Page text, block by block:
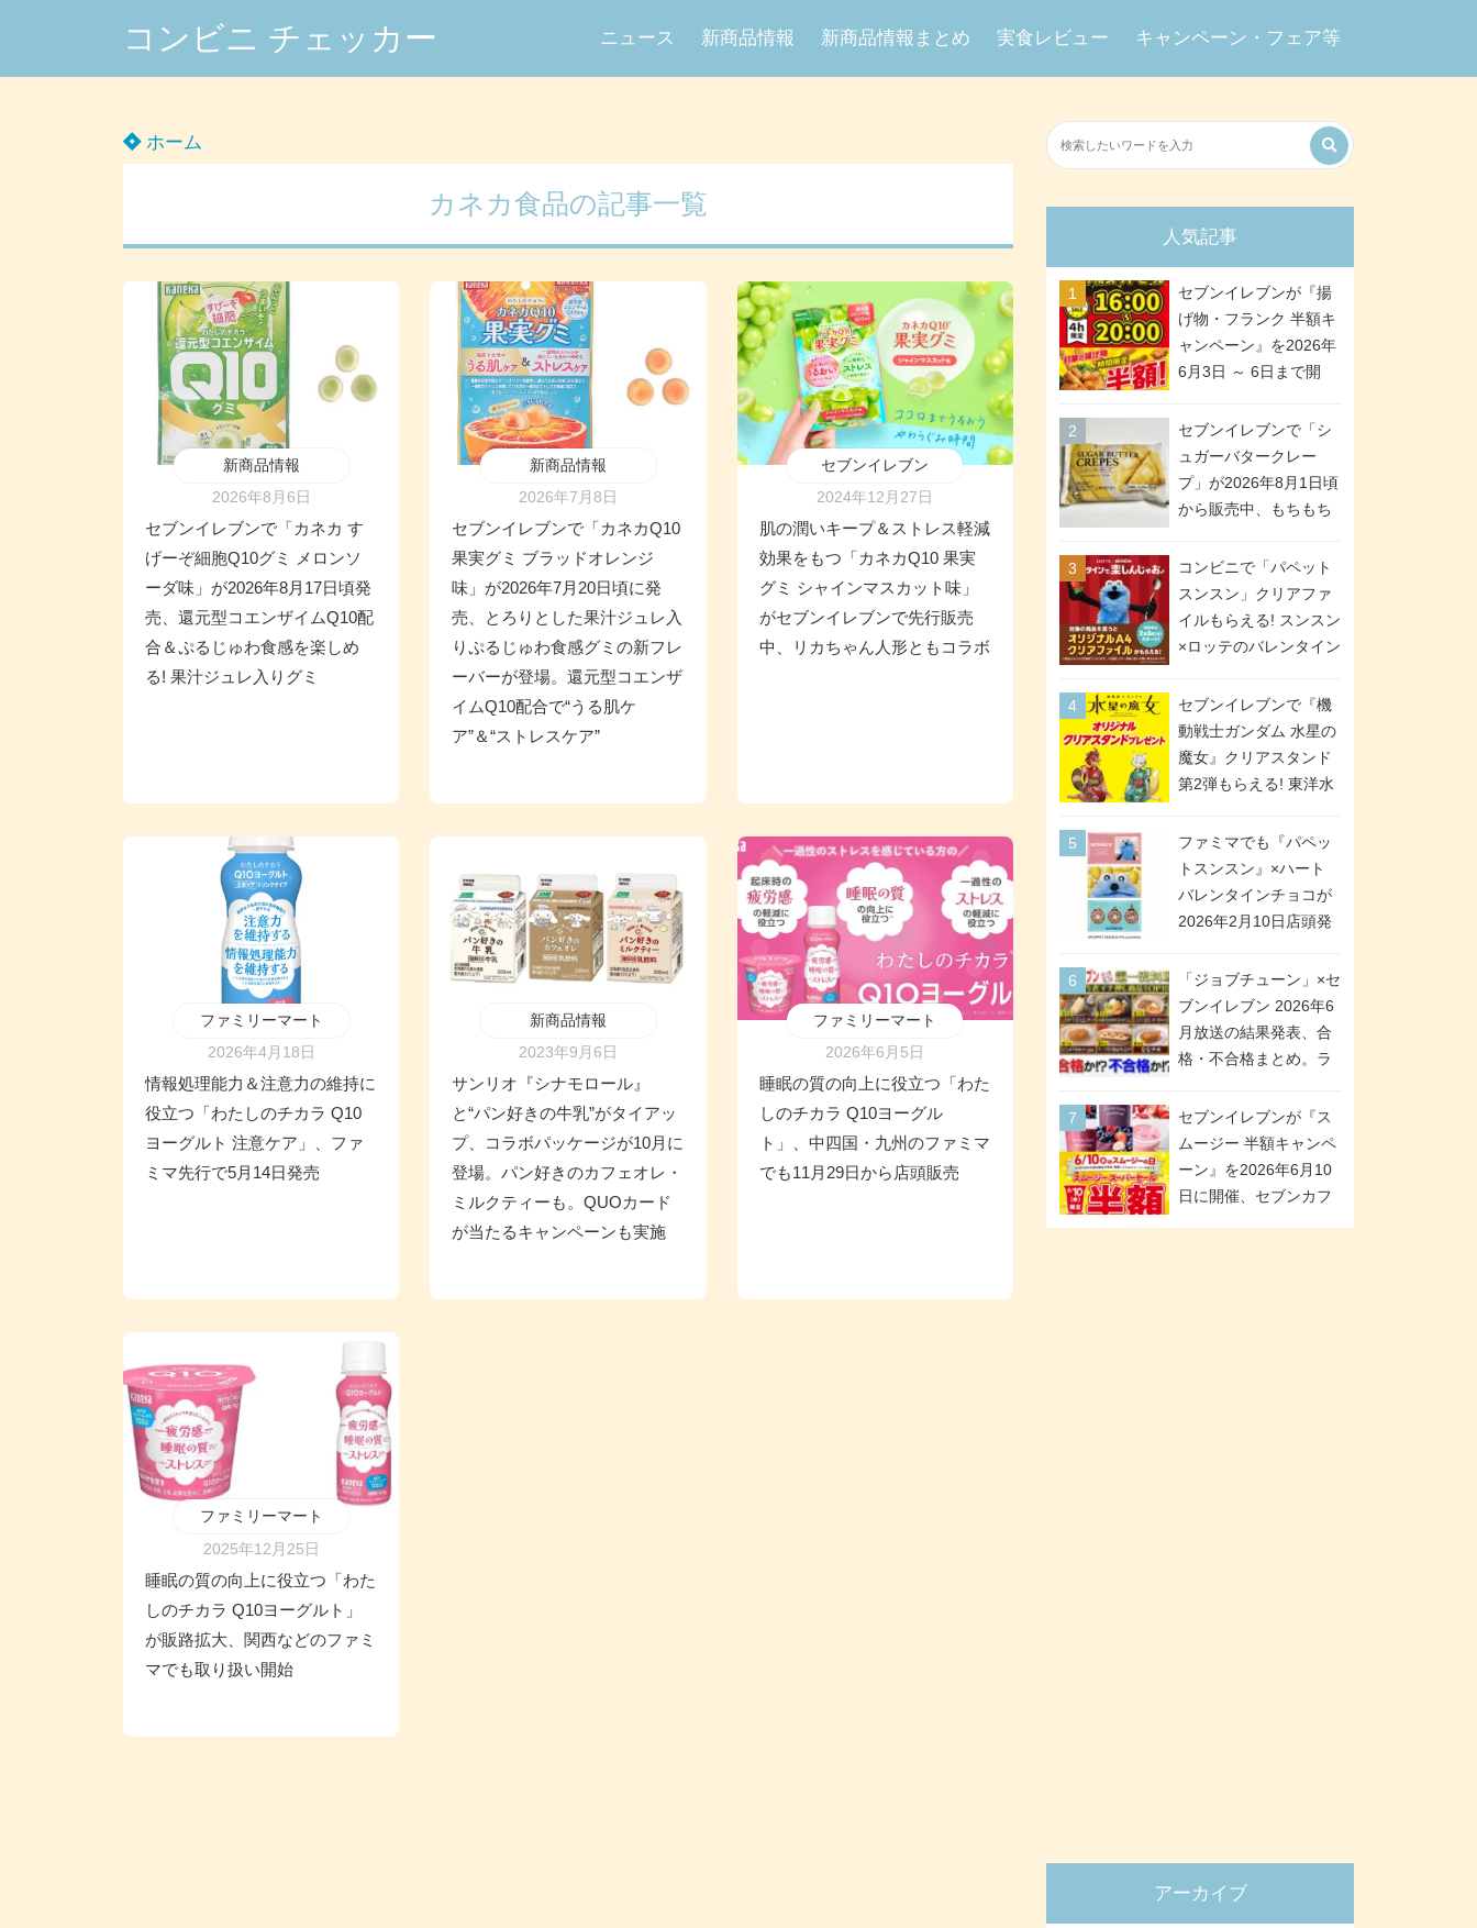
コンビニ チェッカー ニュース 新商品情報 新商品情報まとめ 実食レビュー キャンペーン・フェア等
ホーム
カネカ食品の記事一覧
新商品情報
2026年8月6日
セブンイレブンで「カネカ す
げーぞ細胞Q10グミ メロンソ
ーダ味」が2026年8月17日頃発
売、還元型コエンザイムQ10配
合＆ぷるじゅわ食感を楽しめ
る! 果汁ジュレ入りグミ
新商品情報
2026年7月8日
セブンイレブンで「カネカQ10
果実グミ ブラッドオレンジ
味」が2026年7月20日頃に発
売、とろりとした果汁ジュレ入
りぷるじゅわ食感グミの新フレ
ーバーが登場。還元型コエンザ
イムQ10配合で“うる肌ケ
ア”＆“ストレスケア”
セブンイレブン
2024年12月27日
肌の潤いキープ＆ストレス軽減
効果をもつ「カネカQ10 果実
グミ シャインマスカット味」
がセブンイレブンで先行販売
中、リカちゃん人形ともコラボ
ファミリーマート
2026年4月18日
情報処理能力＆注意力の維持に
役立つ「わたしのチカラ Q10
ヨーグルト 注意ケア」、ファ
ミマ先行で5月14日発売
新商品情報
2023年9月6日
サンリオ『シナモロール』
と“パン好きの牛乳”がタイアッ
プ、コラボパッケージが10月に
登場。パン好きのカフェオレ・
ミルクティーも。QUOカード
が当たるキャンペーンも実施
ファミリーマート
2026年6月5日
睡眠の質の向上に役立つ「わた
しのチカラ Q10ヨーグル
ト」、中四国・九州のファミマ
でも11月29日から店頭販売
ファミリーマート
2025年12月25日
睡眠の質の向上に役立つ「わた
しのチカラ Q10ヨーグルト」
が販路拡大、関西などのファミ
マでも取り扱い開始
人気記事
セブンイレブンが『揚
げ物・フランク 半額キ
ャンペーン』を2026年
6月3日 ～ 6日まで開
などが「揚げ物スーパ
ーセール」でお得に! 各
日16:00 ～ 20:00の4時
間限定で実施。ななチ
メリカンドッグが税抜
セブンイレブンで「シ
ュガーバタークレー
プ」が2026年8月1日頃
から販売中、もちもち
シュガー＆バターをレ
ンジアップで手軽に楽
しめる冷凍食品。2個入
り
コンビニで「パペット
スンスン」クリアファ
イルもらえる! スンスン
×ロッテのバレンタイン
スタート。セブン、フ
ァミマ、ローソンの3社
で異なるデザイン＆対
象商品
セブンイレブンで『機
動戦士ガンダム 水星の
魔女』クリアスタンド
第2弾もらえる! 東洋水
ペーンが2026年5月26
日スタート。浴衣＆た
ぬき・キツネ姿のスレ
ッタ / ミオリネ / グエ
号・5号) / シャディク
が全6種のクリアスタン
ドになって登場!
ファミマでも『パペッ
トスンスン』×ハート
バレンタインチョコが
2026年2月10日店頭発
チョコ」「チョコ缶」
「ツインギフト」が登
場
「ジョブチューン」×セ
ブンイレブン 2026年6
月放送の結果発表、合
格・不合格まとめ。ラ
合格「金のハンバー
グ」。満場一致合格数
は6商品、合格数は2商
品。TVerでの見逃し配
セブンイレブンが『ス
ムージー 半額キャンペ
ーン』を2026年6月10
日に開催、セブンカフ
アーカイブ